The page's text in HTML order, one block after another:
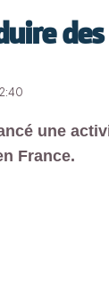
une
France.